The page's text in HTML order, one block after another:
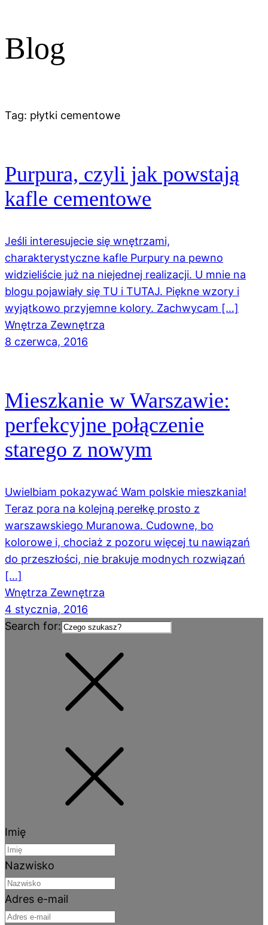
Blog
Tag: płytki cementowe
Purpura, czyli jak powstają
kafle cementowe
Jeśli interesujecie się wnętrzami,
charakterystyczne kafle Purpury na pewno
widzieliście już na niejednej realizacji. U mnie na
blogu pojawiały się TU i TUTAJ. Piękne wzory i
wyjątkowo przyjemne kolory. Zachwycam […]
Wnętrza Zewnętrza
8 czerwca, 2016
Mieszkanie w Warszawie:
perfekcyjne połączenie
starego z nowym
Uwielbiam pokazywać Wam polskie mieszkania!
Teraz pora na kolejną perełkę prosto z
warszawskiego Muranowa. Cudowne, bo
kolorowe i, chociaż z pozoru więcej tu nawiązań
do przeszłości, nie brakuje modnych rozwiązań
[…]
Wnętrza Zewnętrza
4 stycznia, 2016
Search for:
Imię
Nazwisko
Adres e-mail